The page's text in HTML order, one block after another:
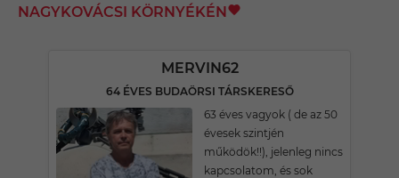
NAGYKOVÁCSI KÖRNYÉKÉN
MERVIN62
64 ÉVES BUDAÖRSI TÁRSKERESŐ
63 éves vagyok ( de az 50
évesek szintjén
működök!!), jelenleg nincs
kapcsolatom, és sok